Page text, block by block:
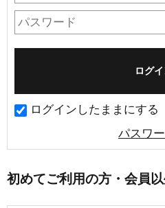
ログインしたままにする
パスワ
初めてご利用の方・会員